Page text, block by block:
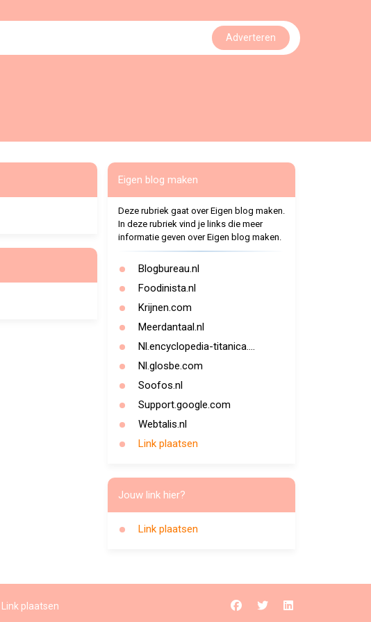
Adverteren
Eigen blog maken
Deze rubriek gaat over Eigen blog maken.
In deze rubriek vind je links die meer
informatie geven over Eigen blog maken.
Blogbureau.nl
Foodinista.nl
Krijnen.com
Meerdantaal.nl
Nl.encyclopedia-titanica....
Nl.glosbe.com
Soofos.nl
Support.google.com
Webtalis.nl
Link plaatsen
Jouw link hier?
Link plaatsen
Link plaatsen